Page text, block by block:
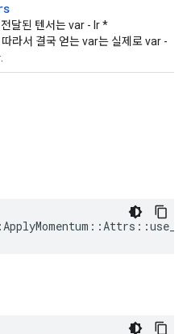
달된 텐서는 var - lr *
라서 결국 얻는 var는 실제로 var -